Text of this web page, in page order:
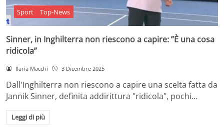
Sport Top-News
Sinner, in Inghilterra non riescono a capire: ”È una cosa
ridicola”
Ilaria Macchi 3 Dicembre 2025
Dall'Inghilterra non riescono a capire una scelta fatta da
Jannik Sinner, definita addirittura "ridicola", pochi…
Leggi di più